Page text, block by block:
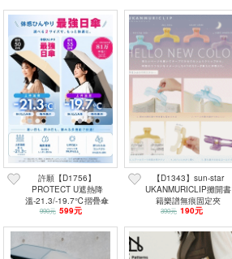
篩選
許願【D1756】
PROTECT U遮熱降
溫-21.3/-19.7℃摺疊傘
990元 599元
【D1343】sun-star
UKANMURICLIP攤開書
籍樂譜無痕固定夾
390元 190元